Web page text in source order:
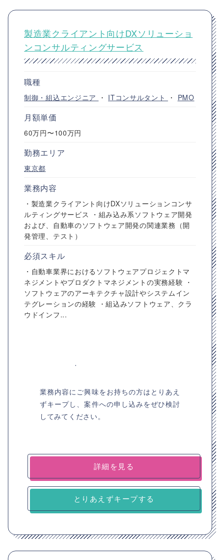
製造業クライアント向けDXソリューショ
ンコンサルティングサービス
職種
制御・組込エンジニア ・ ITコンサルタント ・ PMO
月額単価
60万円〜100万円
勤務エリア
東京都
業務内容
・製造業クライアント向けDXソリューションコンサ
ルティングサービス ・組み込み系ソフトウェア開発
および、自動車のソフトウェア開発の関連業務（開
発管理、テスト）
必須スキル
・自動車業界におけるソフトウェアプロジェクトマ
ネジメントやプロダクトマネジメントの実務経験 ・
ソフトウェアのアーキテクチャ設計やシステムイン
テグレーションの経験 ・組込みソフトウェア、クラ
ウドインフ...
業務内容にご興味をお持ちの方はとりあえ
ずキープし、案件への申し込みをぜひ検討
してみてください。
詳細を見る
とりあえずキープする